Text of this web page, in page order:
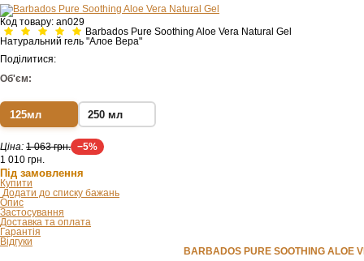
Код товару: an029
Barbados Pure Soothing Aloe Vera Natural Gel
Натуральний гель "Алое Вера"
Поділитися:
Об'єм:
125мл 250 мл
Ціна: 1 063 грн. −5%
1 010 грн.
Під замовлення
Купити
Додати до списку бажань
Опис
Застосування
Доставка та оплата
Гарантія
Відгуки
BARBADOS PURE SOOTHING